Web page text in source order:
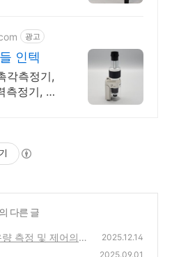
광고
인텍
각측정기,
측정기, 표
다른 글
측정 및 제어의
해설
2025.12.14
2025.09.01